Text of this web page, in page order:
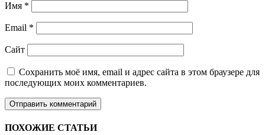
Имя *
Email *
Сайт
Сохранить моё имя, email и адрес сайта в этом браузере для
последующих моих комментариев.
ПОХОЖИЕ СТАТЬИ